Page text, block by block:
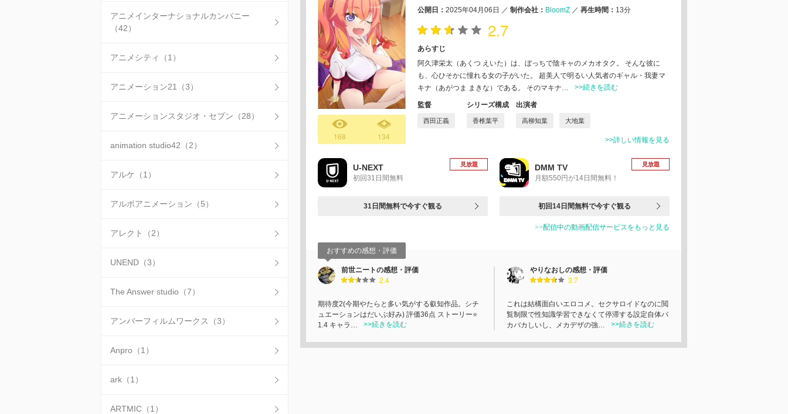
アニメインターナショナルカンパニー
（42）
アニメシティ（1）
アニメーション21（3）
アニメーションスタジオ・セブン（28）
animation studio42（2）
アルケ（1）
アルボアニメーション（5）
アレクト（2）
UNEND（3）
The Answer studio（7）
アンバーフィルムワークス（3）
Anpro（1）
ark（1）
ARTMIC（1）
168 134
公開日： 2025年04月06日 ／ 制作会社： BloomZ ／ 再生時間： 13分
2.7
あらすじ
阿久津栄太（あくつ えいた）は、ぼっちで陰キャのメカオタク。 そんな彼に
も、心ひそかに憧れる女の子がいた。 超美人で明るい人気者のギャル・我妻マ
キナ（あがつま まきな）である。 そのマキナ…
>>続きを読む
監督
西田正義
シリーズ構成
香椎葉平
出演者
高柳知葉 大地葉
>>詳しい情報を見る
U-NEXT
初回31日間無料
見放題
31日間無料で今すぐ観る
DMM TV
月額550円が14日間無料！
見放題
初回14日間無料で今すぐ観る
>>配信中の動画配信サービスをもっと見る
おすすめの感想・評価
前世ニートの感想・評価
2.4
期待度2(今期やたらと多い気がする叡知作品。シチ
ュエーションはだいぶ好み) 評価36点 ストーリー⭐
1.4 キャラ…
>>続きを読む
やりなおしの感想・評価
3.7
これは結構面白いエロコメ。セクサロイドなのに閲
覧制限で性知識学習できなくて停滞する設定自体バ
カバカしいし、メカデザの強…
>>続きを読む